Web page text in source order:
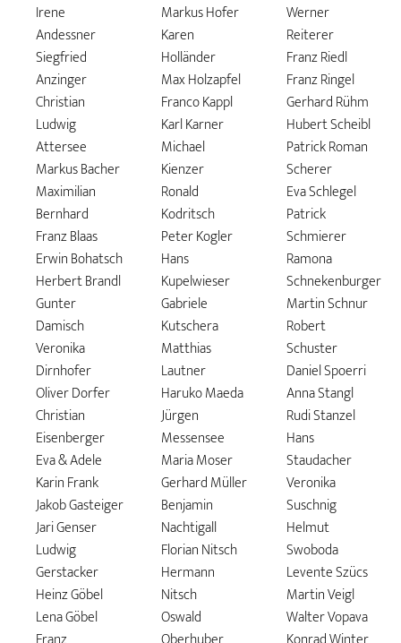
Irene
Andessner
Siegfried
Anzinger
Christian
Ludwig
Attersee
Markus Bacher
Maximilian
Bernhard
Franz Blaas
Erwin Bohatsch
Herbert Brandl
Gunter
Damisch
Veronika
Dirnhofer
Oliver Dorfer
Christian
Eisenberger
Eva & Adele
Karin Frank
Jakob Gasteiger
Jari Genser
Ludwig
Gerstacker
Heinz Göbel
Lena Göbel
Markus Hofer
Karen
Holländer
Max Holzapfel
Franco Kappl
Karl Karner
Michael
Kienzer
Ronald
Kodritsch
Peter Kogler
Hans
Kupelwieser
Gabriele
Kutschera
Matthias
Lautner
Haruko Maeda
Jürgen
Messensee
Maria Moser
Gerhard Müller
Benjamin
Nachtigall
Florian Nitsch
Hermann
Nitsch
Oswald
Werner
Reiterer
Franz Riedl
Franz Ringel
Gerhard Rühm
Hubert Scheibl
Patrick Roman
Scherer
Eva Schlegel
Patrick
Schmierer
Ramona
Schnekenburger
Martin Schnur
Robert
Schuster
Daniel Spoerri
Anna Stangl
Rudi Stanzel
Hans
Staudacher
Veronika
Suschnig
Helmut
Swoboda
Levente Szücs
Martin Veigl
Walter Vopava